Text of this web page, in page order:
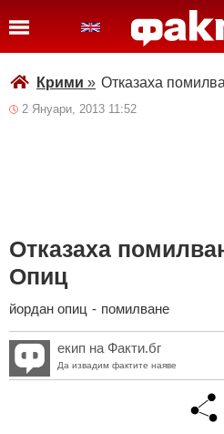
Крими » Отказаха
2 Януари, 2013 11:52
Отказаха
Опиц
йордан опиц - помилване
екип на Факти.бг
Да извадим фактите наяве